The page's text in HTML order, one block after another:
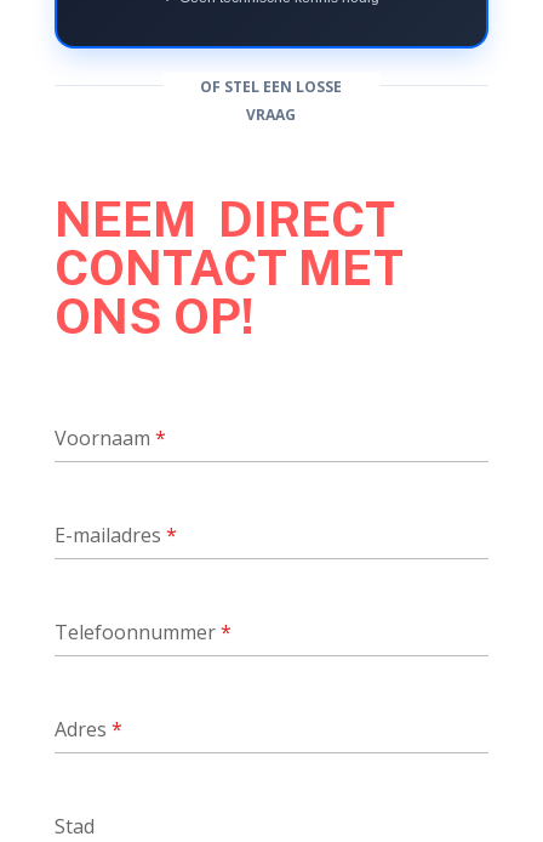
OF STEL EEN LOSSE
VRAAG
NEEM DIRECT
CONTACT MET
ONS OP!
Voornaam *
E-mailadres *
Telefoonnummer*
Adres *
Stad